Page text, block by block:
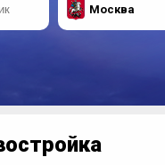
Москва